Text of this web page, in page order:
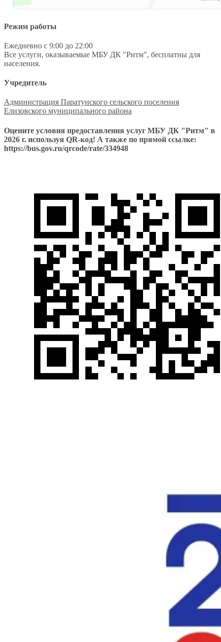
Режим работы
Ежедневно с 9:00 до 22:00
Все услуги, оказываемые МБУ ДК "Ритм", бесплатны для
населения.
Учредитель
Администрация Паратунского сельского поселения
Елизовского муниципального района
Оцените условия предоставления услуг МБУ ДК "Ритм" в
2026 г. используя QR-код! А также по прямой ссылке:
https://bus.gov.ru/qrcode/rate/334948